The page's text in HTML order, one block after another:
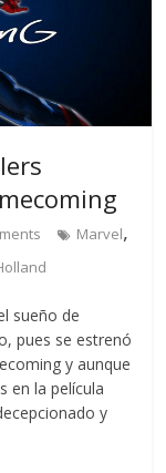
Marvel,
sueño de
pues se estrenó
y aunque
en la película
y